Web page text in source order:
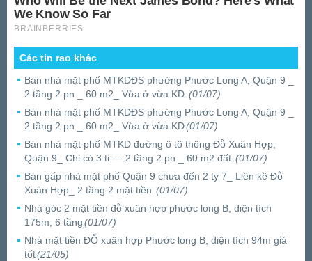
Các tin rao khác
Bán nhà mặt phố MTKDĐS phường Phước Long A, Quận 9 _
2 tầng 2 pn _ 60 m2_ Vừa ở vừa KD. (01/07)
Bán nhà mặt phố MTKDĐS phường Phước Long A, Quận 9 _
2 tầng 2 pn _ 60 m2_ Vừa ở vừa KD(01/07)
Bán nhà mặt phố MTKD đường ô tô thông Đỗ Xuân Hợp,
Quận 9_ Chỉ có 3 ti ---.2 tầng 2 pn _ 60 m2 đất. (01/07)
Bán gấp nhà mặt phố Quận 9 chưa đến 2 ty 7_ Liền kề Đỗ
Xuân Hợp_ 2 tầng 2 mặt tiền. (01/07)
Nhà góc 2 mặt tiền đỗ xuân hợp phước long B, diện tích
175m, 6 tầng(01/07)
Nhà mặt tiền ĐỖ xuân hợp Phước long B, diện tích 94m giá
tốt(21/05)